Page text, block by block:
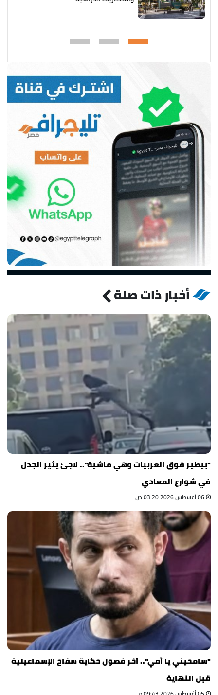
أخبار ذات صلة
"بيطير فوق العربيات وهي ماشية".. لاجئ يثير الجدل
في شوارع المعادي
"سامحيني يا أمي".. آخر فصول حكاية سفاح الإسماعيلية
قبل النهاية